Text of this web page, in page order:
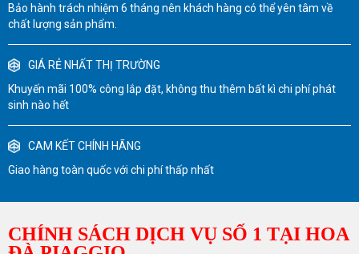
Bảo hành trách nhiệm 6 tháng nên khách hàng có thể yên tâm về
chất lượng sản phẩm.
GIÁ RẺ NHẤT THỊ TRƯỜNG
Khuyến mãi 100% công lắp đặt, không thu thêm bất kì chi phí phát
sinh nào hết
CAM KẾT CHÍNH HÃNG
Giao hàng toàn quốc với chi phí thấp nhất
CHÍNH SÁCH DỊCH VỤ SỐ 1 TẠI HOA